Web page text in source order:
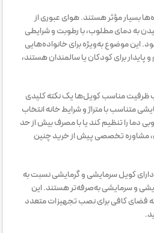
بسیار مؤثر هستند. هوای عبوری از
به دمای مطلوب، با رطوبت و شرایطی
این موضوع به‌ویژه برای خانواده‌هایی
برای کودکان یا سالمندان هستند،
ظرفیت مناسب کویل‌ها یک نکته کلیدی
متناسب با متراژ و شرایط خانه انتخاب
دما را تنظیم کند یا با مصرف بیش از حد
مشاوره تخصصی پیش از خرید چنین
کویل سرمایشی و گرمایشی نسبت به
و سرمایشی به‌صرفه‌تر هستند. این
فضای کافی برای نصب تجهیزات متعدد